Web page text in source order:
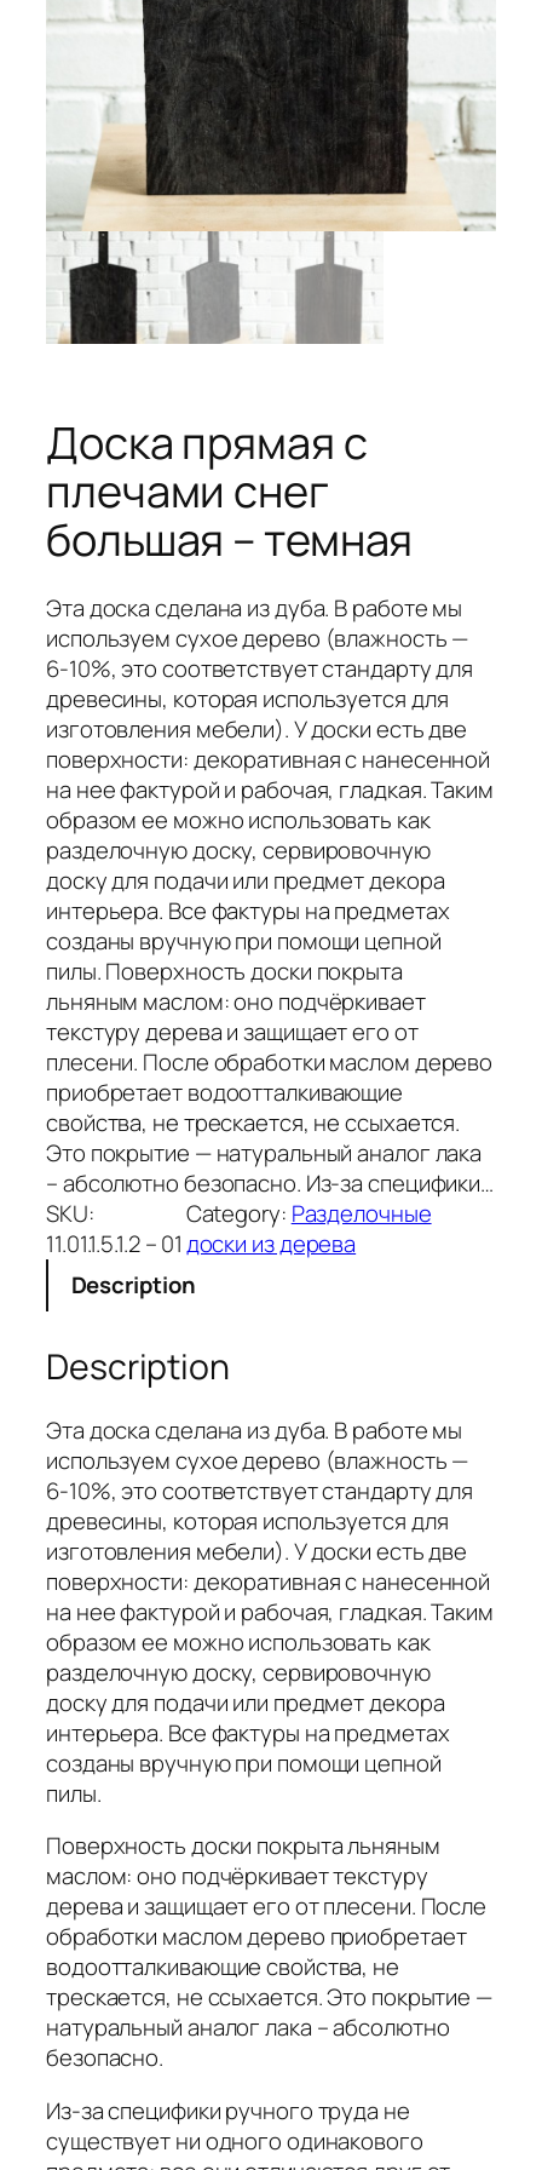
Доска прямая с
плечами снег
большая – темная
Эта доска сделана из дуба. В работе мы
используем сухое дерево (влажность —
6-10%, это соответствует стандарту для
древесины, которая используется для
изготовления мебели). У доски есть две
поверхности: декоративная с нанесенной
на нее фактурой и рабочая, гладкая. Таким
образом ее можно использовать как
разделочную доску, сервировочную
доску для подачи или предмет декора
интерьера. Все фактуры на предметах
созданы вручную при помощи цепной
пилы. Поверхность доски покрыта
льняным маслом: оно подчёркивает
текстуру дерева и защищает его от
плесени. После обработки маслом дерево
приобретает водоотталкивающие
свойства, не трескается, не ссыхается.
Это покрытие — натуральный аналог лака
– абсолютно безопасно. Из-за специфики…
SKU:
11.01.1.5.1.2 – 01
Category: Разделочные
доски из дерева
Description
Description
Эта доска сделана из дуба. В работе мы
используем сухое дерево (влажность —
6-10%, это соответствует стандарту для
древесины, которая используется для
изготовления мебели). У доски есть две
поверхности: декоративная с нанесенной
на нее фактурой и рабочая, гладкая. Таким
образом ее можно использовать как
разделочную доску, сервировочную
доску для подачи или предмет декора
интерьера. Все фактуры на предметах
созданы вручную при помощи цепной
пилы.
Поверхность доски покрыта льняным
маслом: оно подчёркивает текстуру
дерева и защищает его от плесени. После
обработки маслом дерево приобретает
водоотталкивающие свойства, не
трескается, не ссыхается. Это покрытие —
натуральный аналог лака – абсолютно
безопасно.
Из-за специфики ручного труда не
существует ни одного одинакового